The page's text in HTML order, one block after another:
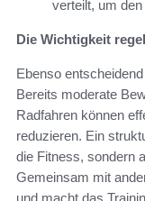
verteilt, um
Die Wichtigkeit
Ebenso
Bereits moderate
Radfahren können
reduzieren. Ein
die Fitness, sondern
Gemeinsam mit
und macht das